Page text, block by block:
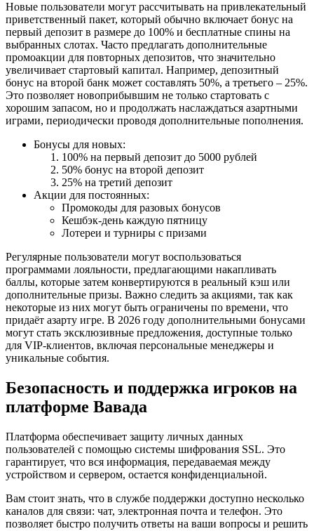
Новые пользователи могут рассчитывать на привлекательный
приветственный пакет, который обычно включает бонус на
первый депозит в размере до 100% и бесплатные спины на
выбранных слотах. Часто предлагать дополнительные
промоакции для повторных депозитов, что значительно
увеличивает стартовый капитал. Например, депозитный
бонус на второй банк может составлять 50%, а третьего – 25%.
Это позволяет новоприбывшим не только стартовать с
хорошим запасом, но и продолжать наслаждаться азартными
играми, периодически проводя дополнительные пополнения.
Бонусы для новых:
100% на первый депозит до 5000 рублей
50% бонус на второй депозит
25% на третий депозит
Акции для постоянных:
Промокоды для разовых бонусов
Кешбэк-день каждую пятницу
Лотереи и турниры с призами
Регулярные пользователи могут воспользоваться
программами лояльности, предлагающими накапливать
баллы, которые затем конвертируются в реальный кэш или
дополнительные призы. Важно следить за акциями, так как
некоторые из них могут быть ограничены по времени, что
придаёт азарту игре. В 2026 году дополнительными бонусами
могут стать эксклюзивные предложения, доступные только
для VIP-клиентов, включая персональные менеджеры и
уникальные события.
Безопасность и поддержка игроков на
платформе Вавада
Платформа обеспечивает защиту личных данных
пользователей с помощью системы шифрования SSL. Это
гарантирует, что вся информация, передаваемая между
устройством и сервером, остается конфиденциальной.
Вам стоит знать, что в службе поддержки доступно несколько
каналов для связи: чат, электронная почта и телефон. Это
позволяет быстро получить ответы на ваши вопросы и решить